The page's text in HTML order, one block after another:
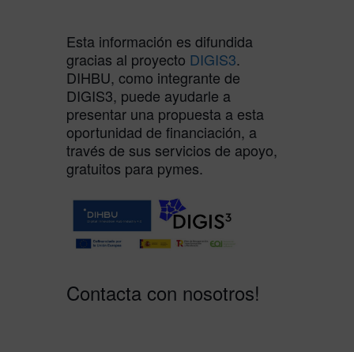
Esta información es difundida
gracias al proyecto DIGIS3.
DIHBU, como integrante de
DIGIS3, puede ayudarle a
presentar una propuesta a esta
oportunidad de financiación, a
través de sus servicios de apoyo,
gratuitos para pymes.
Contacta con nosotros!